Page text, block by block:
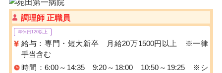
調理師 正職員
年休日120以上
給与：専門・短大新卒 月給20万1500円以上 ※一律
手当含む
時間：6:00～14:35 9:20～18:00 10:50～19:25 ※シ